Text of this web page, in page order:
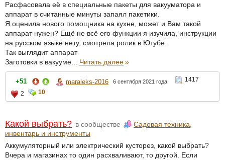
Расфасовала её в специальные пакеты для вакууматора и
аппарат в считанные минуты запаял пакетики.
Я оценила нового помощника на кухне, может и Вам такой
аппарат нужен? Ещё не всё его функции я изучила, инструкции
на русском языке нету, смотрела ролик в Ютубе.
Так выглядит аппарат
Заготовки в вакууме... Читать далее»
+51 maraleks-2016 6 сентября 2021 года
1417
2
10
Какой выбрать? в сообществе
Садовая техника,
инвентарь и инструменты
Аккумуляторный или электрический кусторез, какой выбрать?
Вчера и магазинах то один расхваливают, то другой. Если